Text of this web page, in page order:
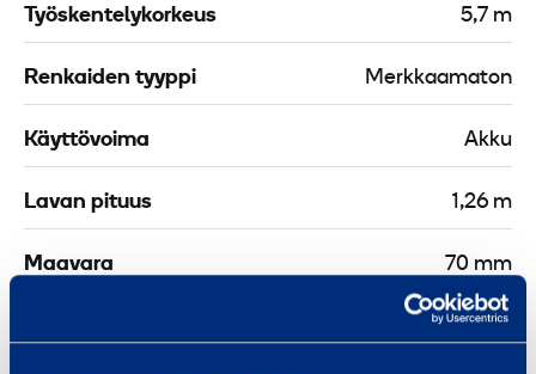
X
Työskentelykorkeus 5,7 m
Renkaiden tyyppi Merkkaamaton
Käyttövoima Akku
Lavan pituus 1,26 m
Maavara 70 mm
0,69 m